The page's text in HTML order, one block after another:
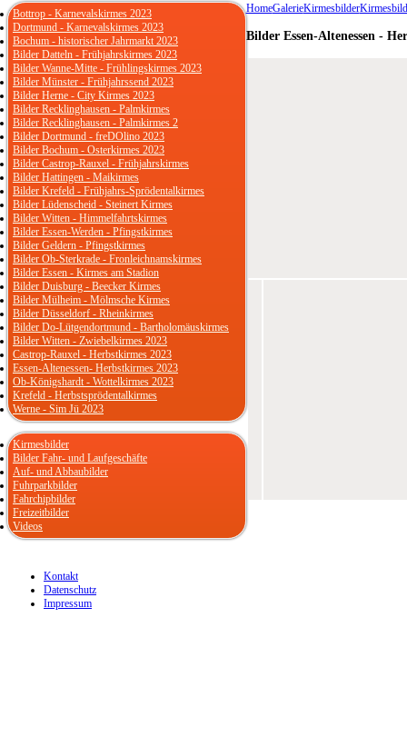
HomeGalerieKirmesbilder
Bilder Essen-Altenessen -
Bottrop - Karnevalskirmes 2023
Dortmund - Karnevalskirmes 2023
Bochum - historischer Jahrmarkt 2023
Bilder Datteln - Frühjahrskirmes 2023
Bilder Wanne-Mitte - Frühlingskirmes 2023
Bilder Münster - Frühjahrssend 2023
Bilder Herne - City Kirmes 2023
Bilder Recklinghausen - Palmkirmes
Bilder Recklinghausen - Palmkirmes 2
Bilder Dortmund - freDOlino 2023
Bilder Bochum - Osterkirmes 2023
Bilder Castrop-Rauxel - Frühjahrskirmes
Bilder Hattingen - Maikirmes
Bilder Krefeld - Frühjahrs-Sprödentalkirmes
Bilder Lüdenscheid - Steinert Kirmes
Bilder Witten - Himmelfahrtskirmes
Bilder Essen-Werden - Pfingstkirmes
Bilder Geldern - Pfingstkirmes
Bilder Ob-Sterkrade - Fronleichnamskirmes
Bilder Essen - Kirmes am Stadion
Bilder Duisburg - Beecker Kirmes
Bilder Mülheim - Mölmsche Kirmes
Bilder Düsseldorf - Rheinkirmes
Bilder Do-Lütgendortmund - Bartholomäuskirmes
Bilder Witten - Zwiebelkirmes 2023
Castrop-Rauxel - Herbstkirmes 2023
Essen-Altenessen- Herbstkirmes 2023
Ob-Königshardt - Wottelkirmes 2023
Krefeld - Herbstsprödentalkirmes
Werne - Sim Jü 2023
Kirmesbilder
Bilder Fahr- und Laufgeschäfte
Auf- und Abbaubilder
Fuhrparkbilder
Fahrchipbilder
Freizeitbilder
Videos
Kontakt
Datenschutz
Impressum